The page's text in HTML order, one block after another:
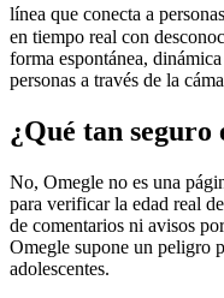
línea que conecta a
en tiempo real con
forma espontánea,
personas a través de la
¿Qué tan seguro
No, Omegle no es una
para verificar la edad real
de comentarios ni avisos
Omegle supone un peligro
adolescentes.